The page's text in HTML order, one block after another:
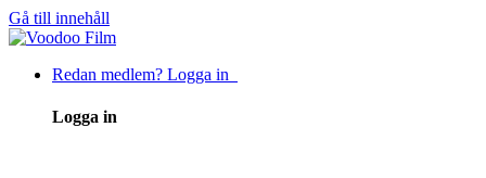
Gå till innehåll
Redan medlem? Logga in
Logga in